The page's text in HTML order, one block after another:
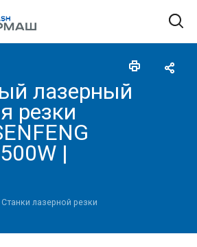
лазерный
резки
|
Станки лазерной резки